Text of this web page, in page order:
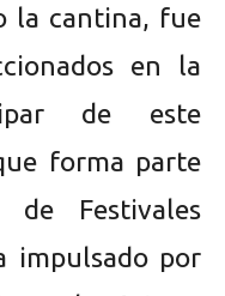
la cantina, fue
en la
de este
forma parte
Festivales
impulsado por